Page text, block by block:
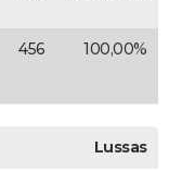
456 100,00%
Lussas